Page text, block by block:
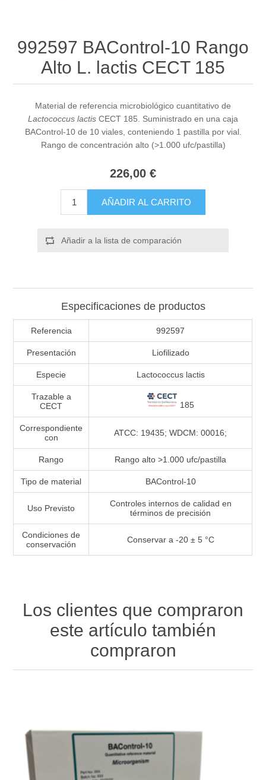
992597 BAControl-10 Rango
Alto L. lactis CECT 185
Material de referencia microbiológico cuantitativo de
Lactococcus lactis CECT 185. Suministrado en una caja
BAControl-10 de 10 viales, conteniendo 1 pastilla por vial.
Rango de concentración alto (>1.000 ufc/pastilla)
226,00 €
AÑADIR AL CARRITO
Añadir a la lista de comparación
Especificaciones de productos
Referencia 992597
Presentación Liofilizado
Especie Lactococcus lactis
Trazable a
CECT
185
Correspondiente
con
ATCC: 19435; WDCM: 00016;
Rango Rango alto >1.000 ufc/pastilla
Tipo de material BAControl-10
Uso Previsto
Controles internos de calidad en
términos de precisión
Condiciones de
conservación
Conservar a -20 ± 5 °C
Los clientes que compraron
este artículo también
compraron